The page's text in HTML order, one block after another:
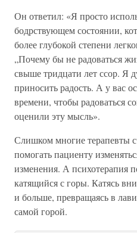
Он ответил: «Я просто
бодрствующем состоянии,
более глубокой степени
„Почему бы не радоваться
свыше тридцати лет ссор. Я
приносить радость. А у вас
времени, чтобы радоваться
оценили эту мысль».
Слишком многие терапевты
помогать пациенту
изменения. А психотерапия
катящийся с горы. Катясь
и больше, превращаясь в
самой горой.